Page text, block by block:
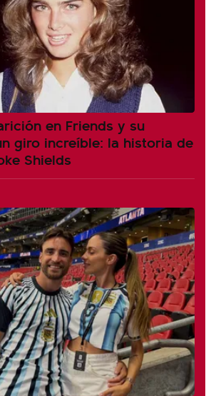
en Friends y su
giro increíble: la historia de
Shields